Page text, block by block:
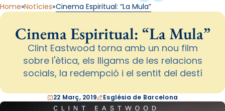
Home Notícies Cinema Espiritual: “La Mula”
Cinema Espiritual: “La Mula”
Clint Eastwood torna amb un nou film
sobre l'ètica, els lligams de les relacions
socials, la redempció i el sentit del destí
22 Març, 2019 Església de Barcelona